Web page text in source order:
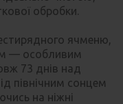
обробки.
ячменю,
— особливим
73 днів над
північним сонцем
на ніжні